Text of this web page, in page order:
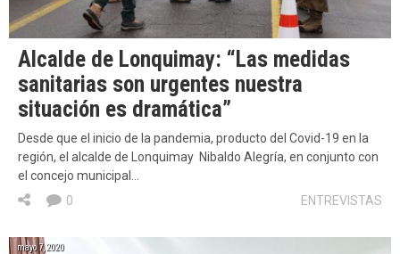
Alcalde de Lonquimay: “Las medidas
sanitarias son urgentes nuestra
situación es dramática”
Desde que el inicio de la pandemia, producto del Covid-19 en la
región, el alcalde de Lonquimay Nibaldo Alegría, en conjunto con
el concejo municipal…
ENTREVISTAS
0
mayo 7, 2020